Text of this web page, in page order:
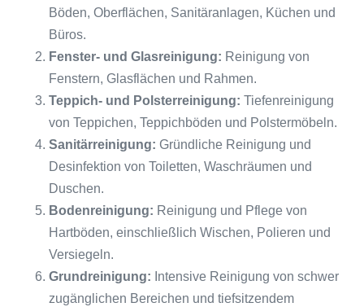
Böden, Oberflächen, Sanitäranlagen, Küchen und
Büros.
Fenster- und Glasreinigung: Reinigung von
Fenstern, Glasflächen und Rahmen.
Teppich- und Polsterreinigung: Tiefenreinigung
von Teppichen, Teppichböden und Polstermöbeln.
Sanitärreinigung: Gründliche Reinigung und
Desinfektion von Toiletten, Waschräumen und
Duschen.
Bodenreinigung: Reinigung und Pflege von
Hartböden, einschließlich Wischen, Polieren und
Versiegeln.
Grundreinigung: Intensive Reinigung von schwer
zugänglichen Bereichen und tiefsitzendem